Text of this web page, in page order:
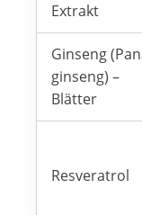
Extrakt
Ginseng
ginseng) –
Blätter
Resveratrol